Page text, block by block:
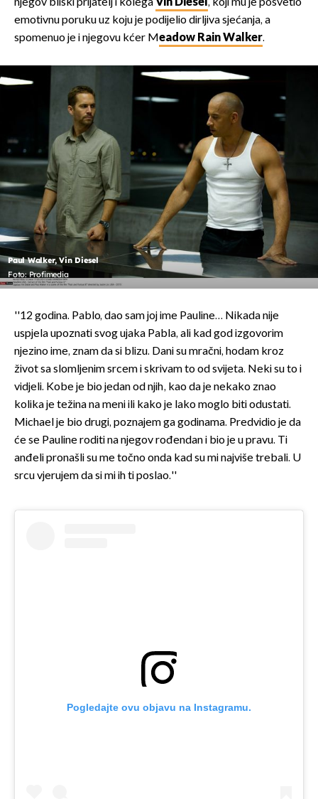
emotivnu poruku uz koju je podijelio dirljiva sjećanja, a
spomenuo je i njegovu kćer Meadow Rain Walker.
Paul Walker, Vin Diesel
Foto: Profimedia
''12 godina. Pablo, dao sam joj ime Pauline… Nikada nije
uspjela upoznati svog ujaka Pabla, ali kad god izgovorim
njezino ime, znam da si blizu. Dani su mračni, hodam kroz
život sa slomljenim srcem i skrivam to od svijeta. Neki su to i
vidjeli. Kobe je bio jedan od njih, kao da je nekako znao
kolika je težina na meni ili kako je lako moglo biti odustati.
Michael je bio drugi, poznajem ga godinama. Predvidio je da
će se Pauline roditi na njegov rođendan i bio je u pravu. Ti
anđeli pronašli su me točno onda kad su mi najviše trebali. U
srcu vjerujem da si mi ih ti poslao.''
Pogledajte ovu objavu na Instagramu.